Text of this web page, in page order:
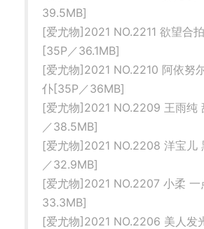
39.5MB]
[爱尤物]2021 NO.2211 欲望合
[35P／36.1MB]
[爱尤物]2021 NO.2210 阿依努
仆[35P／36MB]
[爱尤物]2021 NO.2209 王雨纯
／38.5MB]
[爱尤物]2021 NO.2208 洋宝儿
／32.9MB]
[爱尤物]2021 NO.2207 小柔 一
33.3MB]
[爱尤物]2021 NO.2206 美人发